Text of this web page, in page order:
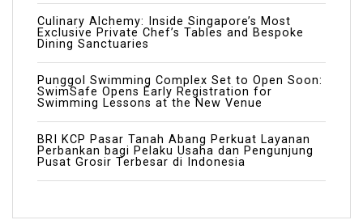
Culinary Alchemy: Inside Singapore’s Most
Exclusive Private Chef’s Tables and Bespoke
Dining Sanctuaries
Punggol Swimming Complex Set to Open Soon:
SwimSafe Opens Early Registration for
Swimming Lessons at the New Venue
BRI KCP Pasar Tanah Abang Perkuat Layanan
Perbankan bagi Pelaku Usaha dan Pengunjung
Pusat Grosir Terbesar di Indonesia